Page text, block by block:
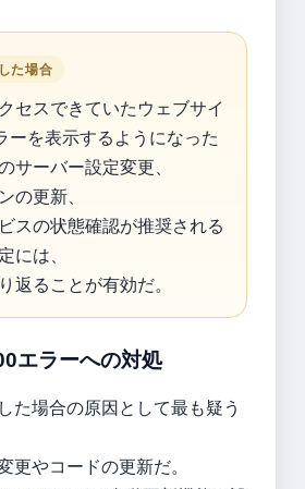
た場合
セスできていたウェブサイ
ーを表示するようになった
サーバー設定変更、
の更新、
スの状態確認が推奨される
には、
返ることが有効だ。
エラーへの対処
た場合の原因として最も疑う
更やコードの更新だ。